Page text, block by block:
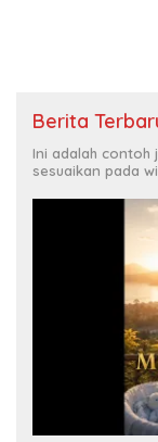
Berita
Ini adalah contoh
sesuaikan pada